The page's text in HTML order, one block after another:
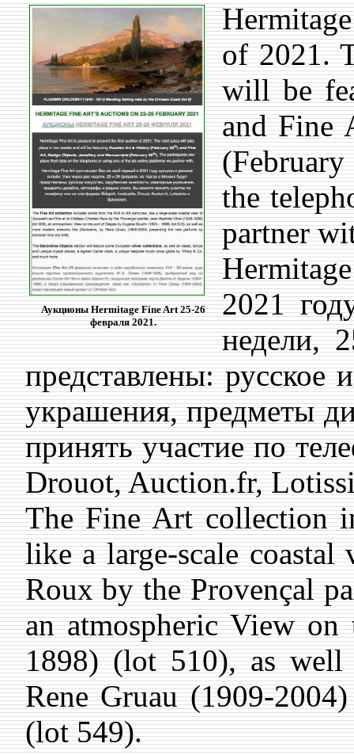
Аукционы Hermitage Fine Art 25-26
февраля 2021.
of 2021.
will be
and Fine
the
partner
2021
недели,
представлены: русское
украшения, предметы
принять участие по
Drouot, Auction.fr,
The Fine Art collection
like a large-scale coastal
Roux by the Provençal
an atmospheric View
1898) (lot 510), as well
Rene Gruau (1909-
(lot 549).